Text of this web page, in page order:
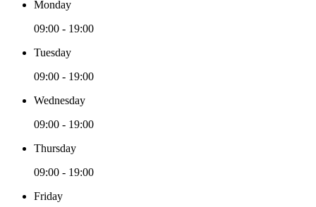
Monday
09:00 - 19:00
Tuesday
09:00 - 19:00
Wednesday
09:00 - 19:00
Thursday
09:00 - 19:00
Friday